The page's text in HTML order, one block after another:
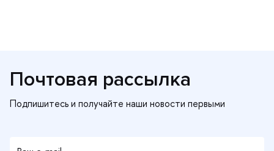
Почтовая рассылка